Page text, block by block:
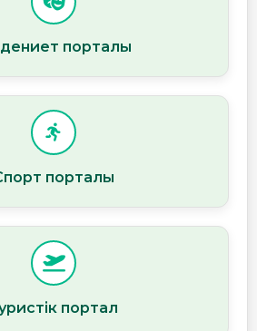
порталы
порталы
портал